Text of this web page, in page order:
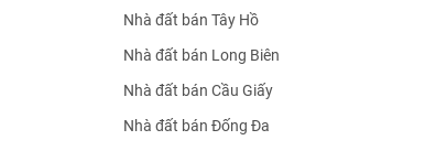
Nhà đất bán Tây Hồ
Nhà đất bán Long Biên
Nhà đất bán Cầu Giấy
Nhà đất bán Đống Đa